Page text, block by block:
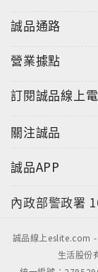
誠品通路
營業據點
訂閱誠品線上
關注誠品
誠品APP
內政部警政署
誠品線上eslite.com
生活股